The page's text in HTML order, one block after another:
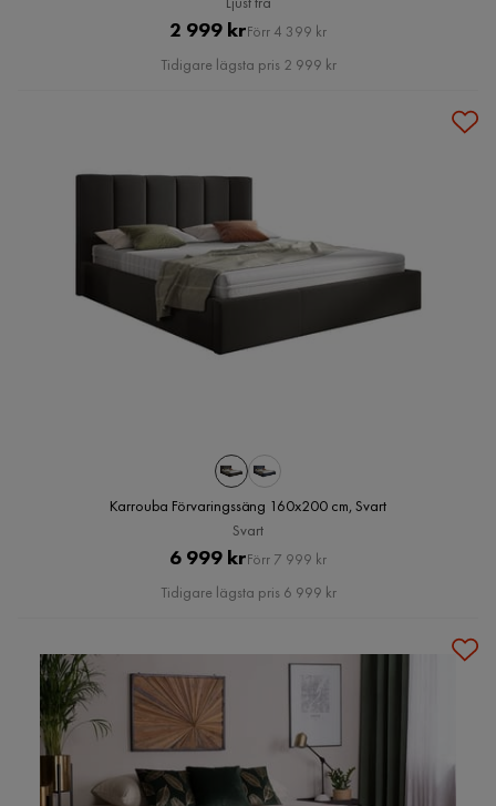
Pris
2 999 krOriginal
Pris
Förr 4 399 kr
Tidigare lägsta pris 2 999 kr
Karrouba Förvaringssäng 160x200 cm, Svart
Svart
Pris
6 999 krOriginal
Pris
Förr 7 999 kr
Tidigare lägsta pris 6 999 kr